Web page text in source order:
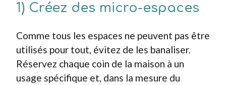
1) Créez des micro-espaces
Comme tous les espaces ne peuvent pas être
utilisés pour tout, évitez de les banaliser.
Réservez chaque coin de la maison à un
usage spécifique et, dans la mesure du